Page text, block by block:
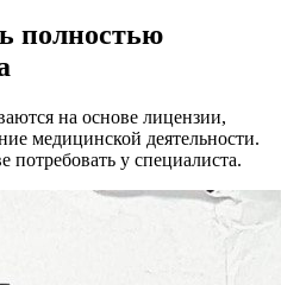
полностью
на основе лицензии,
медицинской деятельности.
у специалиста.